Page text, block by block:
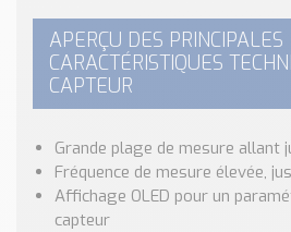
APERÇU DES PRINCIPALES
CARACTÉRISTIQUES
CAPTEUR
Grande plage de mesure allant
Fréquence de mesure élevée,
Affichage OLED pour un
capteur